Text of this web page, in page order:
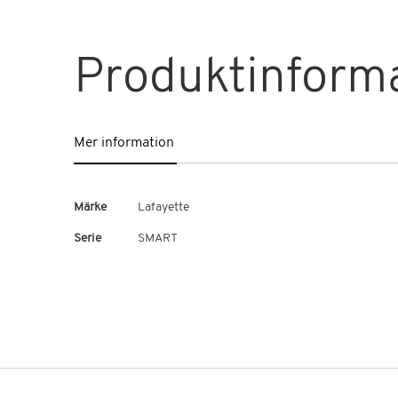
bildgalleriet
Mer information
Mer
Märke Lafayette
Serie SMART